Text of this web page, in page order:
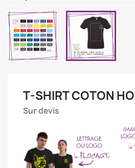
T-SHIRT COTON
Sur devis